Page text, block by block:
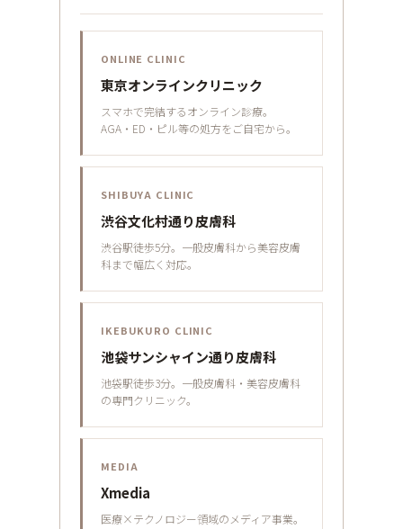
ONLINE CLINIC
東京オンラインクリニック
スマホで完結するオンライン診療。
AGA・ED・ピル等の処方をご自宅から。
SHIBUYA CLINIC
渋谷文化村通り皮膚科
渋谷駅徒歩5分。一般皮膚科から美容皮膚
科まで幅広く対応。
IKEBUKURO CLINIC
池袋サンシャイン通り皮膚科
池袋駅徒歩3分。一般皮膚科・美容皮膚科
の専門クリニック。
MEDIA
Xmedia
医療×テクノロジー領域のメディア事業。